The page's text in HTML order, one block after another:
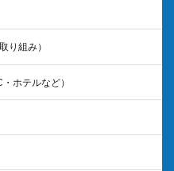
り組み）
ホテルなど）